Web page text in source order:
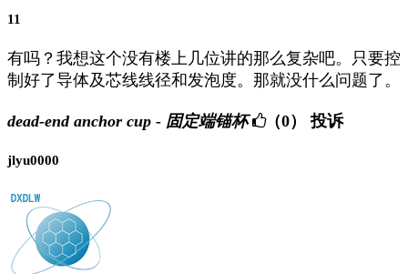
11
有吗？我想这个没有楼上几位讲的那么复杂吧。只要控
制好了导体及芯线线径和发泡度。那就没什么问题了。
dead-end anchor cup - 固定端锚杯 （0） 投诉
jlyu0000